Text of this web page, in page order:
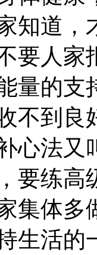
知道，
要人家
量的支
不到
心法
要练高
集体多
生活的